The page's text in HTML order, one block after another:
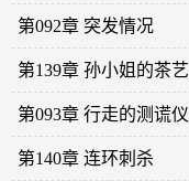
第092章 突发情况
第139章 孙小姐的茶艺
第093章 行走的测谎仪
第140章 连环刺杀